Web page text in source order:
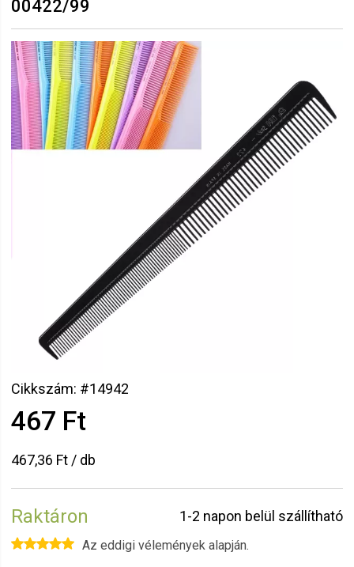
00422/99
Cikkszám: #14942
467 Ft
467,36 Ft / db
Raktáron 1-2 napon belül szállítható
Az eddigi vélemények alapján.